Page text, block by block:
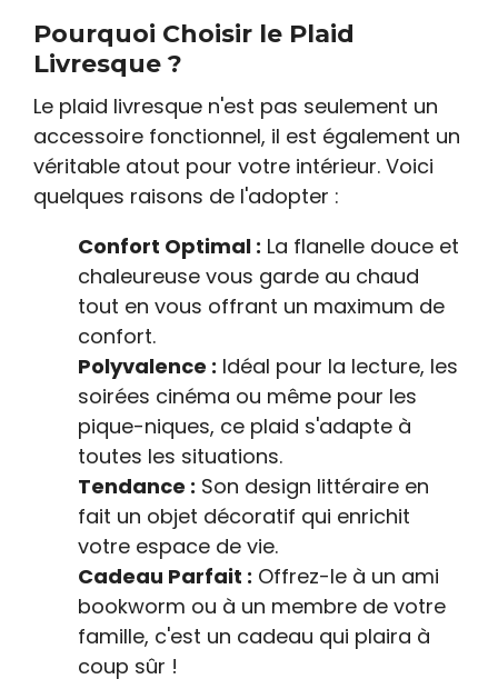
Pourquoi Choisir le Plaid
Livresque ?
Le plaid livresque n'est pas seulement un
accessoire fonctionnel, il est également un
véritable atout pour votre intérieur. Voici
quelques raisons de l'adopter :
Confort Optimal : La flanelle douce et
chaleureuse vous garde au chaud
tout en vous offrant un maximum de
confort.
Polyvalence : Idéal pour la lecture, les
soirées cinéma ou même pour les
pique-niques, ce plaid s'adapte à
toutes les situations.
Tendance : Son design littéraire en
fait un objet décoratif qui enrichit
votre espace de vie.
Cadeau Parfait : Offrez-le à un ami
bookworm ou à un membre de votre
famille, c'est un cadeau qui plaira à
coup sûr !